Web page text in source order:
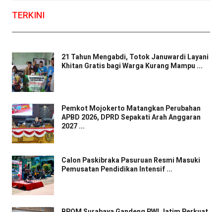
TERKINI
21 Tahun Mengabdi, Totok Januwardi Layani
Khitan Gratis bagi Warga Kurang Mampu ...
Pemkot Mojokerto Matangkan Perubahan
APBD 2026, DPRD Sepakati Arah Anggaran
2027 ...
Calon Paskibraka Pasuruan Resmi Masuki
Pemusatan Pendidikan Intensif ...